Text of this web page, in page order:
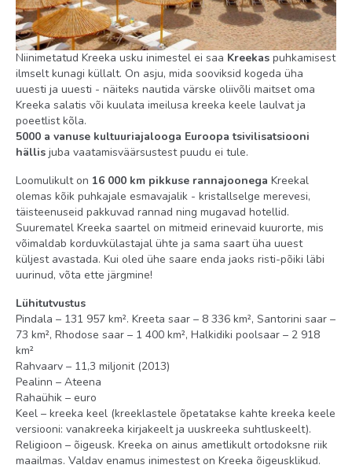
Rand
liivane (300 m hotellist)
kiviklibu (üle tee hotellist)
pääs merre: kiviklibu
päikesevarjud ja lamamistoolid rannas: tasuline
Toas
tee ja kohvi valmistamise võimalus (täidetakse igapäevaselt)
seif: toas, tasuta (elektrooniline)
voodipesu vahetus: 3 korda nädalas
konditsioneer: individuaalne (tasuta)
rätikute vahetus: igapäevaselt
telefon
põrand: plaat (põrandaplaat)
tubade koristamine: igapäevaselt
föön: olemas
rõdu
Internet: Wi-Fi, tasuta
Niinimetatud Kreeka usku inimestel ei saa Kreekas puhkamisest
ilmselt kunagi küllalt. On asju, mida sooviksid kogeda üha
uuesti ja uuesti - näiteks nautida värske oliivõli maitset oma
Kreeka salatis või kuulata imeilusa kreeka keele laulvat ja
poeetlist kõla.
5000 a vanuse kultuuriajalooga Euroopa tsivilisatsiooni
hällis juba vaatamisväärsustest puudu ei tule.
Loomulikult on 16 000 km pikkuse rannajoonega Kreekal
olemas kõik puhkajale esmavajalik - kristallselge merevesi,
täisteenuseid pakkuvad rannad ning mugavad hotellid.
Suurematel Kreeka saartel on mitmeid erinevaid kuurorte, mis
võimaldab korduvkülastajal ühte ja sama saart üha uuest
küljest avastada. Kui oled ühe saare enda jaoks risti-põiki läbi
uurinud, võta ette järgmine!
Lühitutvustus
Pindala – 131 957 km². Kreeta saar – 8 336 km², Santorini saar –
73 km², Rhodose saar – 1 400 km², Halkidiki poolsaar – 2 918
km²
Rahvaarv – 11,3 miljonit (2013)
Pealinn – Ateena
Rahaühik – euro
Keel – kreeka keel (kreeklastele õpetatakse kahte kreeka keele
versiooni: vanakreeka kirjakeelt ja uuskreeka suhtluskeelt).
Religioon – õigeusk. Kreeka on ainus ametlikult ortodoksne riik
maailmas. Valdav enamus inimestest on Kreeka õigeusklikud.